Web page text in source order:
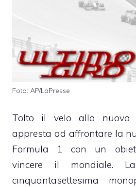
Foto: AP/LaPresse
Tolto il velo alla nuova
appresta ad affrontare la
Formula 1 con un
vincere il mondiale.
cinquantasettesima